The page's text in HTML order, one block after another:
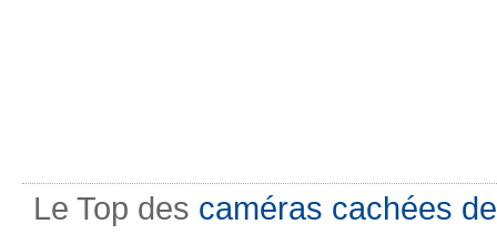
Le Top des caméras cachées